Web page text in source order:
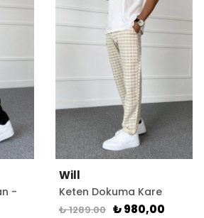
-
Will
Keten Dokuma Kare
Desenli Bej Pantolon
₺ 1289.00 ₺ 980,00